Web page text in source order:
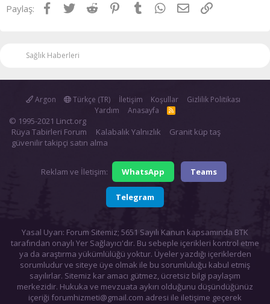
Paylaş: Facebook
TwitterReddit Pinterest
Tumblr WhatsApp
E-postaLink
Sağlık Haberleri
Argon Türkçe (TR) İletişim Koşullar
Gizlilik Politikası
Yardım
Anasayfa
R
S
© 1995-2021 Linct.org
Rüya Tabirleri Forum
Kalabalık Yalnızlık
Granit küp taş
güvenilir takipçi satın alma
Reklam ve İletişim: WhatsApp Teams
Telegram
Yasal Uyarı: Forum Sitemiz; 5651 Sayılı Kanun kapsamında BTK
tarafından onaylı Yer Sağlayıcı'dır. Bu sebeple içerikleri kontrol etme
ya da araştırma yükümlülüğü yoktur. Üyeler yazdığı içeriklerden
sorumludur ve siteye üye olmak ile bu sorumluluğu kabul etmiş
sayılırlar. Sitemiz kar amacı gütmez, ücretsiz bilgi paylaşım
merkezidir. Hukuka ve mevzuata aykırı olduğunu düşündüğünüz
içeriği forumhizmeti@gmail.com adresi ile iletişime geçerek